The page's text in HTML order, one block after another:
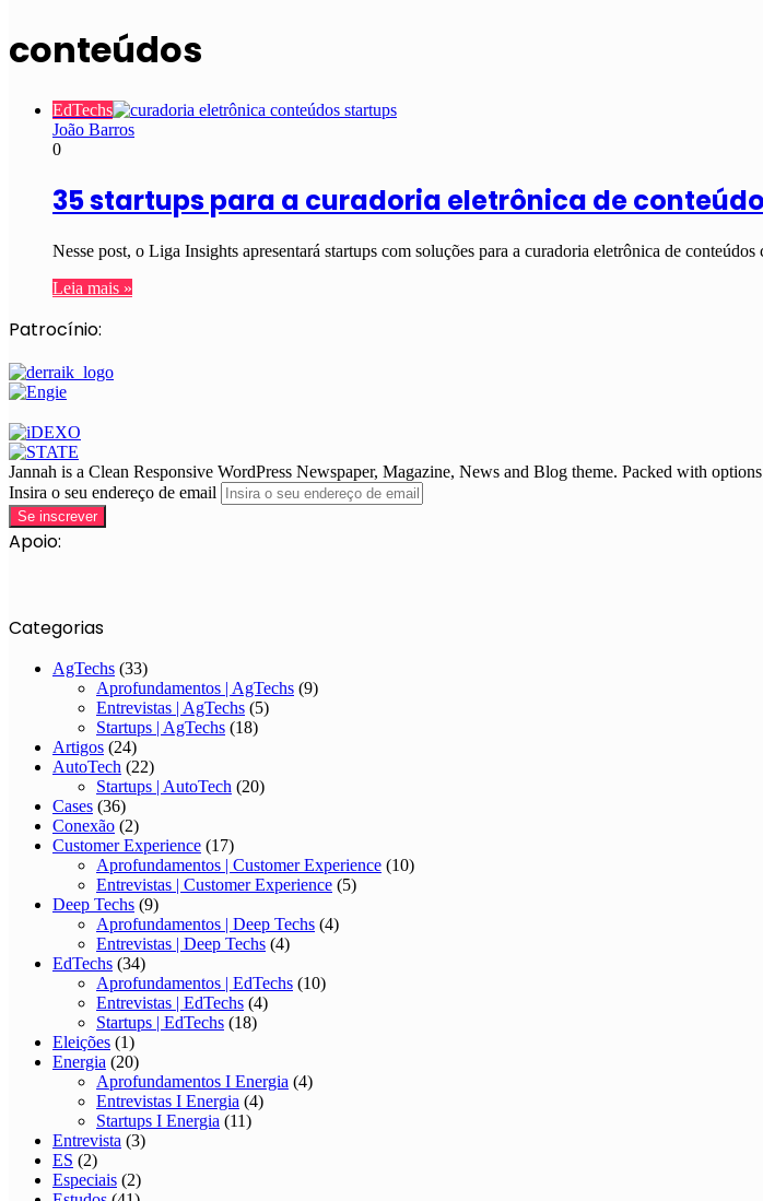
conteúdos
EdTechs
João Barros
0
35 startups para a curadoria eletrônica de
Nesse post, o Liga Insights apresentará startups com soluções para a curadoria eletrônica de
Leia mais »
Patrocínio:
Jannah is a Clean Responsive WordPress Newspaper, Magazine, News and Blog theme. Packed with
Insira o seu endereço de email
Apoio:
Categorias
AgTechs (33)
Aprofundamentos | AgTechs (9)
Entrevistas | AgTechs (5)
Startups | AgTechs (18)
Artigos (24)
AutoTech (22)
Startups | AutoTech (20)
Cases (36)
Conexão (2)
Customer Experience (17)
Aprofundamentos | Customer Experience (10)
Entrevistas | Customer Experience (5)
Deep Techs (9)
Aprofundamentos | Deep Techs (4)
Entrevistas | Deep Techs (4)
EdTechs (34)
Aprofundamentos | EdTechs (10)
Entrevistas | EdTechs (4)
Startups | EdTechs (18)
Eleições (1)
Energia (20)
Aprofundamentos I Energia (4)
Entrevistas I Energia (4)
Startups I Energia (11)
Entrevista (3)
ES (2)
Especiais (2)